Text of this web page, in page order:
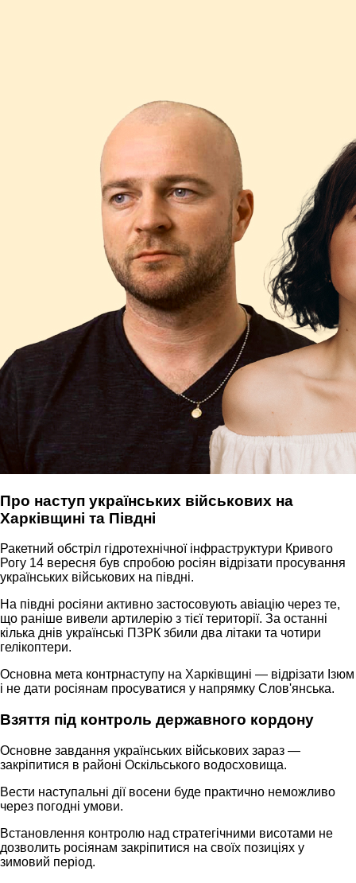
Про наступ українських військових на
Харківщині та Півдні
Ракетний обстріл гідротехнічної інфраструктури Кривого
Рогу 14 вересня був спробою росіян відрізати просування
українських військових на півдні.
На півдні росіяни активно застосовують авіацію через те,
що раніше вивели артилерію з тієї території. За останні
кілька днів українські ПЗРК збили два літаки та чотири
гелікоптери.
Основна мета контрнаступу на Харківщині — відрізати Ізюм
і не дати росіянам просуватися у напрямку Слов'янська.
Взяття під контроль державного кордону
Основне завдання українських військових зараз —
закріпитися в районі Оскільського водосховища.
Вести наступальні дії восени буде практично неможливо
через погодні умови.
Встановлення контролю над стратегічними висотами не
дозволить росіянам закріпитися на своїх позиціях у
зимовий період.